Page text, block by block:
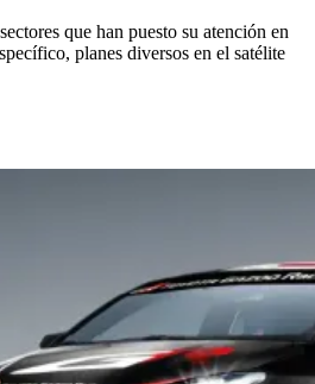
que han puesto su atención en
planes diversos en el satélite